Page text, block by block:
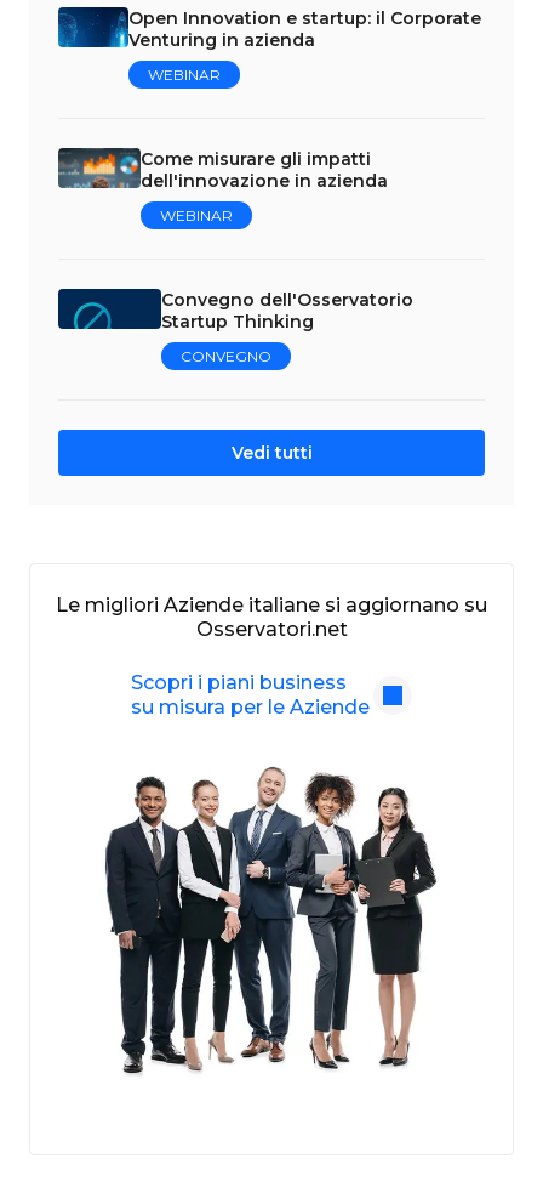
Open Innovation e startup: il Corporate
Venturing in azienda
WEBINAR
Come misurare gli impatti
dell'innovazione in azienda
WEBINAR
Convegno dell'Osservatorio
Startup Thinking
CONVEGNO
Vedi tutti
Le migliori Aziende italiane si aggiornano su
Osservatori.net
Scopri i piani business
su misura per le Aziende